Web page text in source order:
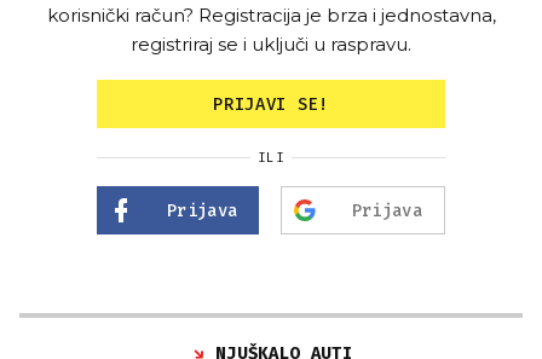
korisnički račun? Registracija je brza i jednostavna,
registriraj se i uključi u raspravu.
PRIJAVI SE!
ILI
Prijava Prijava
NJUŠKALO AUTI